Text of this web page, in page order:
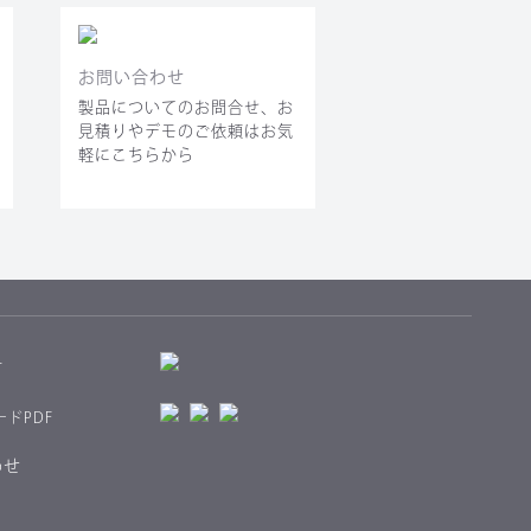
お問い合わせ
製品についてのお問合せ、お
見積りやデモのご依頼はお気
軽にこちらから
ドPDF